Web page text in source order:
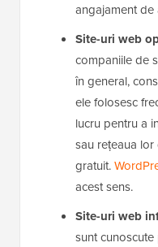
angajament de
Site-uri web
companiile de
în general,
ele folosesc
lucru pentru a
sau rețeaua
gratuit.
acest sens.
Site-uri web
sunt